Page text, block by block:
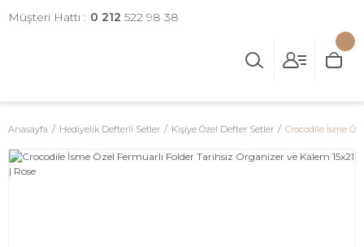
Müşteri Hattı : 0 212 522 98 38
Anasayfa Hediyelik Defterli Setler Kişiye Özel Defter Setler Crocodile İsme